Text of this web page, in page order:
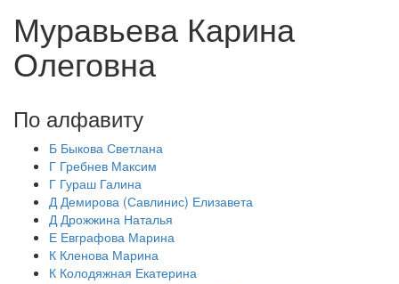
Муравьева Карина
Олеговна
По алфавиту
Б Быкова Светлана
Г Гребнев Максим
Г Гураш Галина
Д Демирова (Савлинис) Елизавета
Д Дрожжина Наталья
Е Евграфова Марина
К Кленова Марина
К Колодяжная Екатерина